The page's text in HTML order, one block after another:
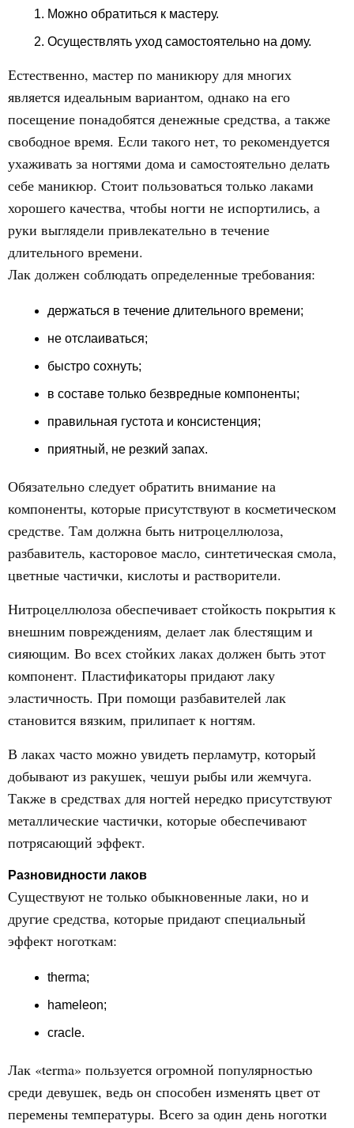
Можно обратиться к мастеру.
Осуществлять уход самостоятельно на дому.
Естественно, мастер по маникюру для многих
является идеальным вариантом, однако на его
посещение понадобятся денежные средства, а также
свободное время. Если такого нет, то рекомендуется
ухаживать за ногтями дома и самостоятельно делать
себе маникюр. Стоит пользоваться только лаками
хорошего качества, чтобы ногти не испортились, а
руки выглядели привлекательно в течение
длительного времени.
Лак должен соблюдать определенные требования:
держаться в течение длительного времени;
не отслаиваться;
быcтро сохнуть;
в составе только безвредные компоненты;
правильная густота и консистенция;
приятный, не резкий запах.
Обязательно следует обратить внимание на
компоненты, которые присутствуют в косметическом
средстве. Там должна быть нитроцеллюлоза,
разбавитель, касторовое масло, синтетическая смола,
цветные частички, кислоты и растворители.
Нитроцеллюлоза обеспечивает стойкость покрытия к
внешним повреждениям, делает лак блестящим и
сияющим. Во всех стойких лаках должен быть этот
компонент. Пластификаторы придают лаку
эластичность. При помощи разбавителей лак
становится вязким, прилипает к ногтям.
В лаках часто можно увидеть перламутр, который
добывают из ракушек, чешуи рыбы или жемчуга.
Также в средствах для ногтей нередко присутствуют
металлические частички, которые обеспечивают
потрясающий эффект.
Разновидности лаков
Существуют не только обыкновенные лаки, но и
другие средства, которые придают специальный
эффект ноготкам:
therma;
hameleon;
cracle.
Лак «terma» пользуется огромной популярностью
среди девушек, ведь он способен изменять цвет от
перемены температуры. Всего за один день ноготки